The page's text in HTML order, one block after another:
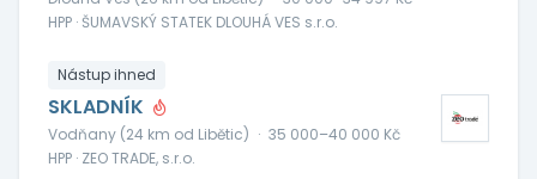
HPP · ŠUMAVSKÝ STATEK DLOUHÁ VES s.r.o.
Nástup ihned
SKLADNÍK
Vodňany (24 km od Libětic) · 35 000–40 000 Kč
HPP · ZEO TRADE, s.r.o.